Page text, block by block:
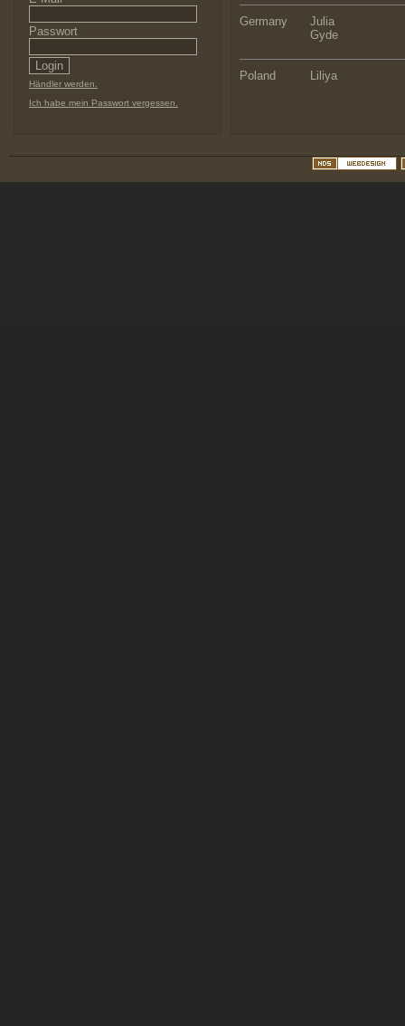
Passwort
Händler werden.
Ich habe mein Passwort vergessen.
Germany
Julia
Gyde
Poland Liliya